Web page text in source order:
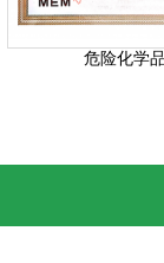
危险化学